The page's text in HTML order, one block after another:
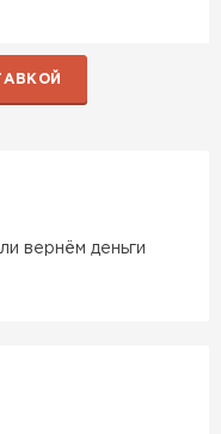
вернём деньги